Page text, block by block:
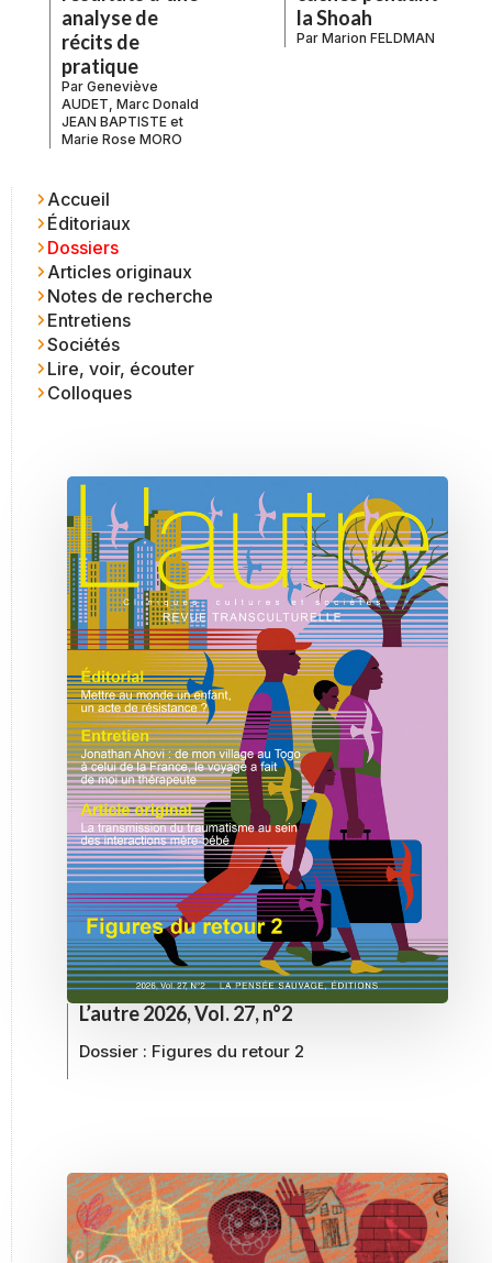
analyse de
récits de
pratique
Par Geneviève
AUDET, Marc Donald
JEAN BAPTISTE et
Marie Rose MORO
la Shoah
Par Marion FELDMAN
Accueil
Éditoriaux
Dossiers
Articles originaux
Notes de recherche
Entretiens
Sociétés
Lire, voir, écouter
Colloques
L’autre 2026, Vol. 27, n°2
Dossier : Figures du retour 2